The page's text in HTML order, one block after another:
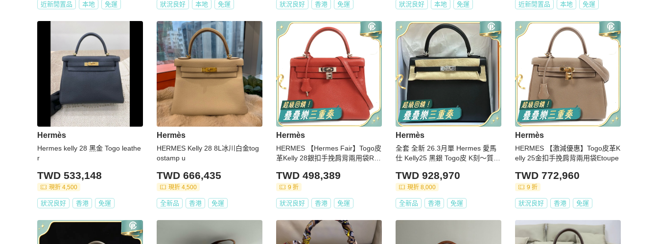
近新閒置品 本地 免運 狀況良好 本地 免運 狀況良好 香港 免運 狀況良好 本地 免運 近新閒置品 本地 免運
Hermès
Hermes kelly 28 黑金 Togo leathe
r
TWD 533,148
現折 4,500
狀況良好 香港 免運
Hermès
HERMES Kelly 28 8L冰川白金tog
ostamp u
TWD 666,435
現折 4,500
全新品 香港 免運
Hermès
HERMES 【Hermes Fair】Togo皮
革Kelly 28銀扣手挽肩背兩用袋Rou
TWD 498,389
9 折
狀況良好 香港 免運
Hermès
全套 全新 26.3月單 Hermes 愛馬
仕 Kelly25 黑銀 Togo皮 K刻～質感
TWD 928,970
現折 8,000
全新品 香港 免運
Hermès
HERMES 【激減優惠】Togo皮革K
elly 25金扣手挽肩背兩用袋Etoupe
TWD 772,960
9 折
狀況良好 香港 免運